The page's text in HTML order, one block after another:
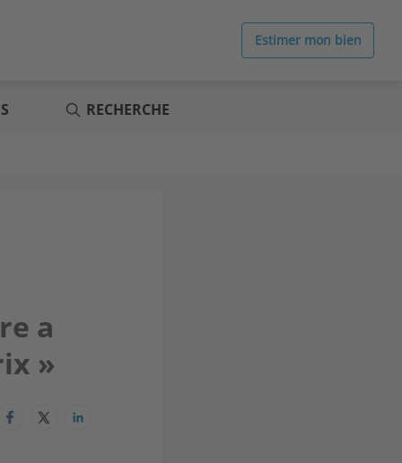
Estimer mon bien
RECHERCHE
a
»